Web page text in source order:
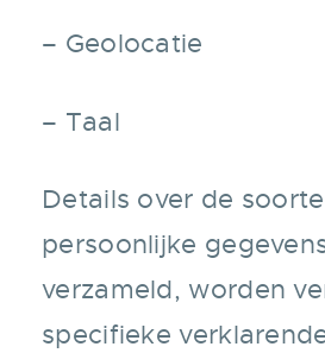
– Geolocatie
– Taal
Details over de
persoonlijke
verzameld, worden
specifieke